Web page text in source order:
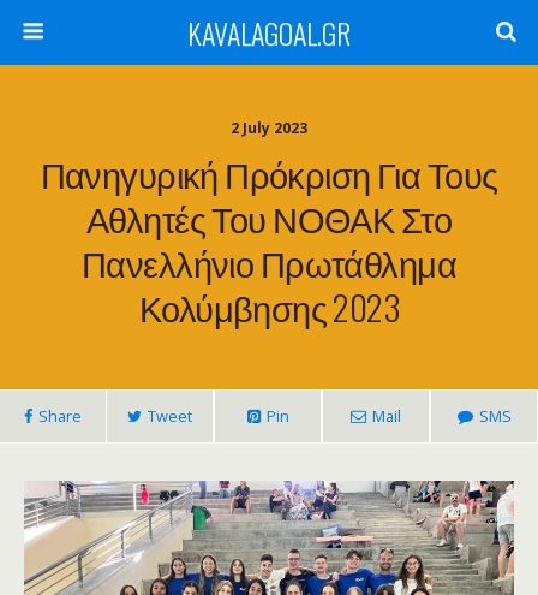
KAVALAGOAL.GR
2 July 2023
Πανηγυρική Πρόκριση Για Τους
Αθλητές Του ΝΟΘΑΚ Στο
Πανελλήνιο Πρωτάθλημα
Κολύμβησης 2023
Share Tweet Pin Mail SMS